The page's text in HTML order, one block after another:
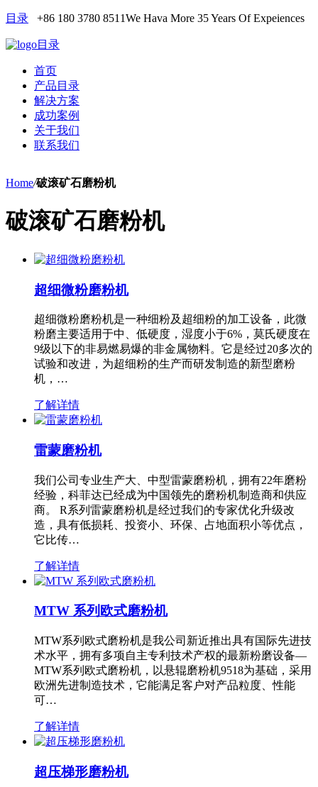
目录 +86 180 3780 8511We Hava More 35 Years Of Expeiences
目录
首页
产品目录
解决方案
成功案例
关于我们
联系我们
Home/破滚矿石磨粉机
破滚矿石磨粉机
超细微粉磨粉机
超细微粉磨粉机是一种细粉及超细粉的加工设备，此微
粉磨主要适用于中、低硬度，湿度小于6%，莫氏硬度在
9级以下的非易燃易爆的非金属物料。它是经过20多次的
试验和改进，为超细粉的生产而研发制造的新型磨粉
机，…
了解详情
雷蒙磨粉机
我们公司专业生产大、中型雷蒙磨粉机，拥有22年磨粉
经验，科菲达已经成为中国领先的磨粉机制造商和供应
商。 R系列雷蒙磨粉机是经过我们的专家优化升级改
造，具有低损耗、投资小、环保、占地面积小等优点，
它比传…
了解详情
MTW 系列欧式磨粉机
MTW系列欧式磨粉机是我公司新近推出具有国际先进技
术水平，拥有多项自主专利技术产权的最新粉磨设备—
MTW系列欧式磨粉机，以悬辊磨粉机9518为基础，采用
欧洲先进制造技术，它能满足客户对产品粒度、性能
可…
了解详情
超压梯形磨粉机